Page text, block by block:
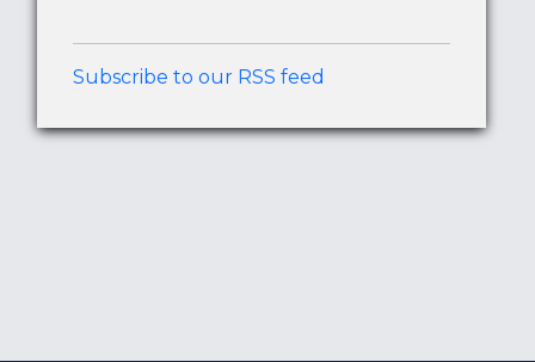
Subscribe to our RSS feed